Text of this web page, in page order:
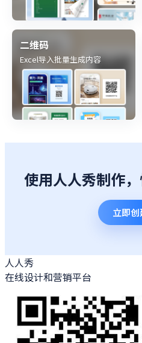
二维码
Excel导入批量生成内容
使用人人秀制作
立即
人人秀
在线设计和营销平台